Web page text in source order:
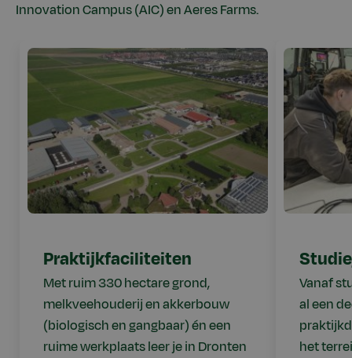
Innovation Campus (AIC) enAeres Farms.
Praktijkfaciliteiten
Met ruim 330 hectare grond,
melkveehouderij en akkerbouw
(biologisch en gangbaar) én een
ruime werkplaats leer je in Dronten
Vanaf
al een
het